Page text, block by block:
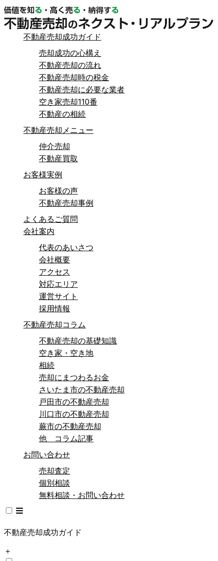
不動産売却成功ガイド
売却成功の心構え
不動産売却の流れ
不動産売却時の税金
不動産売却に必要な業者
空き家売却110番
不動産の相続
不動産売却メニュー
仲介売却
不動産買取
お客様実例
お客様の声
不動産売却事例
よくあるご質問
会社案内
代表のあいさつ
会社概要
アクセス
対応エリア
運営サイト
採用情報
不動産売却コラム
不動産売却の基礎知識
空き家・空き地
相続
売却にまつわるお金
さいたま市の不動産売却
戸田市の不動産売却
川口市の不動産売却
蕨市の不動産売却
他 コラム記事
お問い合わせ
売却査定
個別相談
無料相談・お問い合わせ
不動産売却成功ガイド
＋